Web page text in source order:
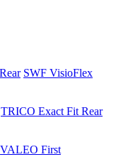
SWF VisioFlex
TRICO Exact Fit Rear
VALEO First